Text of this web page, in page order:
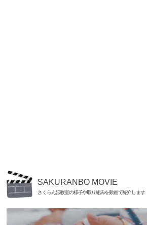
SAKURANBO MOVIE
さくらんぼ教室の様子や取り組みを動画で紹介します